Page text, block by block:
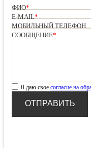
ФИО*
E-MAIL*
МОБИЛЬНЫЙ ТЕЛЕФОН
СООБЩЕНИЕ*
Я даю свое согласие на